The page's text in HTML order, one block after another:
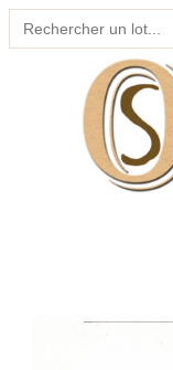
Search
for: